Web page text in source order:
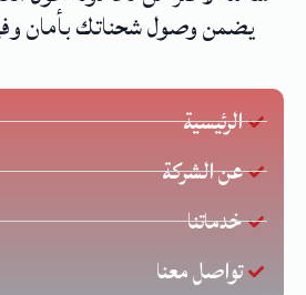
يضمن وصول شحناتك بأمان
الرئيسية
عن الشركة
خدماتنا
تواصل معنا